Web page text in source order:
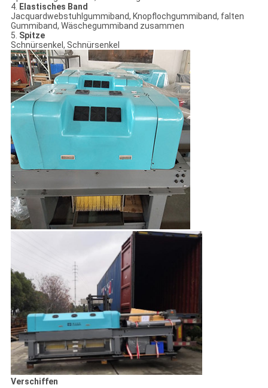
4. Elastisches Band
Jacquardwebstuhlgummiband, Knopflochgummiband, falten
Gummiband, Wäschegummiband zusammen
5. Spitze
Schnürsenkel, Schnürsenkel
Verschiffen